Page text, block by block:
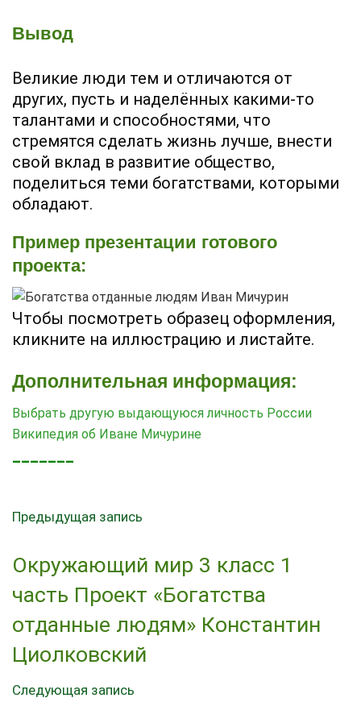
Вывод
Великие люди тем и отличаются от
других, пусть и наделённых какими-то
талантами и способностями, что
стремятся сделать жизнь лучше, внести
свой вклад в развитие общество,
поделиться теми богатствами, которыми
обладают.
Пример презентации готового
проекта:
Чтобы посмотреть образец оформления,
кликните на иллюстрацию и листайте.
Дополнительная информация:
Выбрать другую выдающуюся личность России
Википедия об Иване Мичурине
_______
Предыдущая запись
Окружающий мир 3 класс 1
часть Проект «Богатства
отданные людям» Константин
Циолковский
Следующая запись